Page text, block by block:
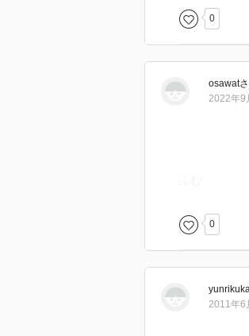
察内部調査，
びとなる。
ちゃうからや
0
osawat
2022年9
0
2011年6